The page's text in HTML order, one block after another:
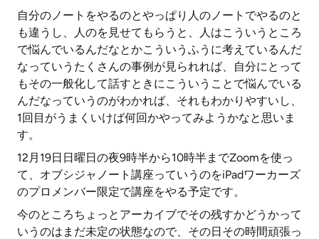
自分のノートをやるのとやっぱり人のノートでやるのと
も違うし、人のを見せてもらうと、人はこういうところ
で悩んでいるんだなとかこういうふうに考えているんだ
なっていうたくさんの事例が見られれば、自分にとって
もその一般化して話すときにこういうことで悩んでいる
んだなっていうのがわかれば、それもわかりやすいし、
1回目がうまくいけば何回かやってみようかなと思いま
す。
12月19日日曜日の夜9時半から10時半までZoomを使っ
て、オブシジャノート講座っていうのをiPadワーカーズ
のプロメンバー限定で講座をやる予定です。
今のところちょっとアーカイブでその残すかどうかって
いうのはまだ未定の状態なので、その日その時間頑張っ